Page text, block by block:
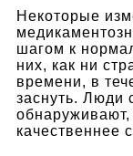
Некоторые
шагом к
них, как ни
времени, в
заснуть. Люди
качественнее